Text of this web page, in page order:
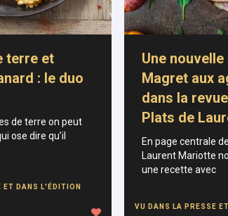
terre et
: le duo
de terre on peut
ose dire qu’il
ET DANS L'ÉDITION
Une
Magret aux
dans la
Plats de
En page centrale
Laurent Mariotte
une recette avec
VU DANS LA PRESSE